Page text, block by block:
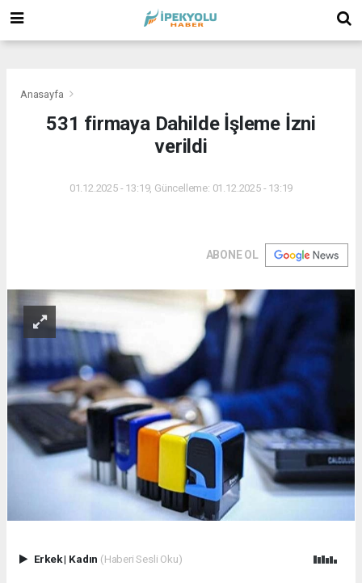
Anasayfa
531 firmaya Dahilde İşleme İzni
verildi
01.12.2025 - 13:19, Güncelleme: 01.12.2025 - 13:19
ABONE OL
Erkek| Kadın (Haberi Sesli Oku)